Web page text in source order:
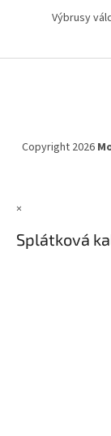
Výbrusy
Copyright 2026
×
Splátková